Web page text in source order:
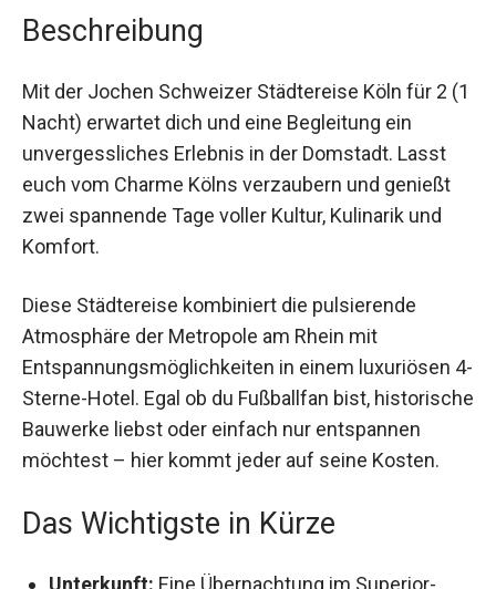
Beschreibung
Mit der Jochen Schweizer Städtereise Köln für 2
(1 Nacht) erwartet dich und eine Begleitung ein
unvergessliches Erlebnis in der Domstadt. Lasst
euch vom Charme Kölns verzaubern und genießt
zwei spannende Tage voller Kultur, Kulinarik und
Komfort.
Diese Städtereise kombiniert die pulsierende
Atmosphäre der Metropole am Rhein mit
Entspannungsmöglichkeiten in einem luxuriösen
4-Sterne-Hotel. Egal ob du Fußballfan bist,
historische Bauwerke liebst oder einfach nur
entspannen möchtest – hier kommt jeder auf
Das Wichtigste in Kürze